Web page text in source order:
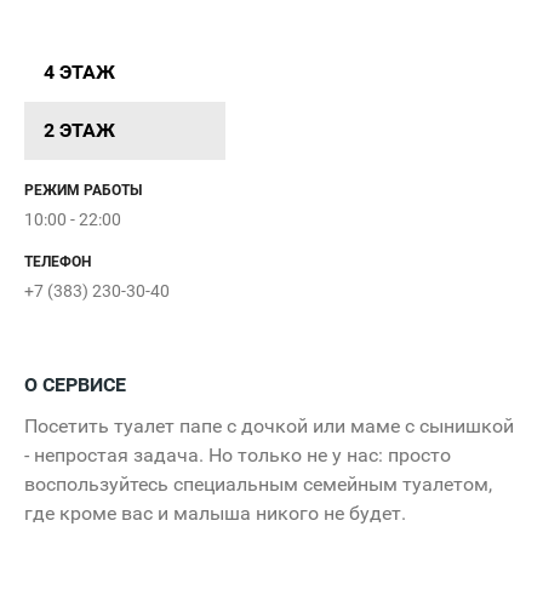
4 ЭТАЖ
2 ЭТАЖ
РЕЖИМ РАБОТЫ
10:00 - 22:00
ТЕЛЕФОН
+7 (383) 230-30-40
О СЕРВИСЕ
Посетить туалет папе с дочкой или маме с сынишкой
- непростая задача. Но только не у нас: просто
воспользуйтесь специальным семейным туалетом,
где кроме вас и малыша никого не будет.